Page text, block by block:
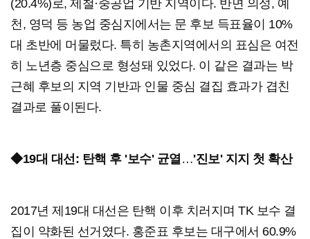
(20.4%)로, 제철·중공업 기반 지역이다. 반면 의성, 예
천, 영덕 등 농업 중심지에서는 문 후보 득표율이 10%
대 초반에 머물렀다. 특히 농촌지역에서의 표심은 여전
히 노년층 중심으로 형성돼 있었다. 이 같은 결과는 박
근혜 후보의 지역 기반과 인물 중심 결집 효과가 겹친
결과로 풀이된다.
◆19대 대선: 탄핵 후 '보수' 균열 …'진보' 지지 첫 확산
2017년 제19대 대선은 탄핵 이후 치러지며 TK 보수 결
집이 약화된 선거였다. 홍준표 후보는 대구에서 60.9%